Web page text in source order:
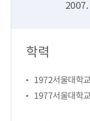
학력
1972서울대학
1977서울대학